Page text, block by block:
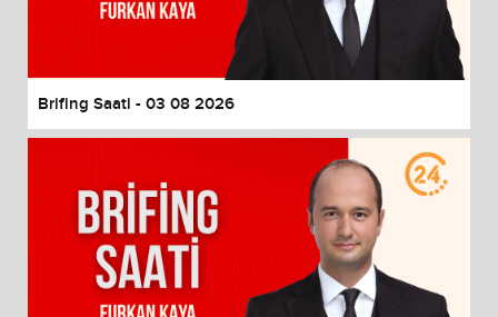
End of dialog window.
Brifing Saati - 03 08 2026